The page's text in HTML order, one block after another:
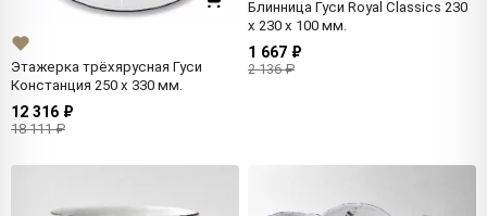
Этажерка трёхярусная Гуси
Констанция 250 x 330 мм.
12 316 ₽
18 111 ₽
Блинница Гуси Royal Classics 230
x 230 x 100 мм.
1 667 ₽
2 136 ₽